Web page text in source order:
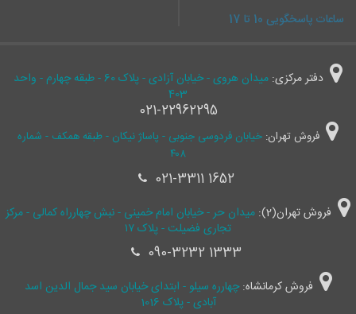
ساعات پاسخگویی 10 تا 17
دفتر مرکزی:
میدان هروی - خیابان آزادی - پلاک 60 - طبقه چهارم - واحد
403
021-22962295
فروش تهران: خیابان فردوسی جنوبی - پاساژ نیکان - طبقه همکف - شماره
۴۰۸
021-3311 1652
فروش تهران(2):
میدان حر - خیابان امام خمینی - نبش چهارراه کمالی - مرکز
تجاری فضیلت - پلاک ۱۷
090-3232 1333
فروش کرمانشاه:چهارره سیلو - ابتدای خیابان سید جمال ‌الدین اسد
آبادی - پلاک 1016